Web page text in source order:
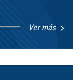
Ver más